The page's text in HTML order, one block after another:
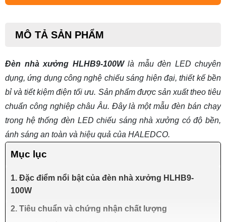
MÔ TẢ SẢN PHẨM
Đèn nhà xưởng HLHB9-100Wlà mẫu đèn LED chuyên
dụng, ứng dụng công nghệ chiếu sáng hiện đại, thiết kế bền
bỉ và tiết kiệm điện tối ưu. Sản phẩm được sản xuất theo tiêu
chuẩn công nghiệp châu Âu. Đây là một mẫu đèn bán chạy
trong hệ thống đèn LED chiếu sáng nhà xưởng có độ bền,
ánh sáng an toàn và hiệu quả của HALEDCO.
Mục lục
1. Đặc điểm nổi bật của đèn nhà xưởng HLHB9-
100W
2. Tiêu chuẩn và chứng nhận chất lượng